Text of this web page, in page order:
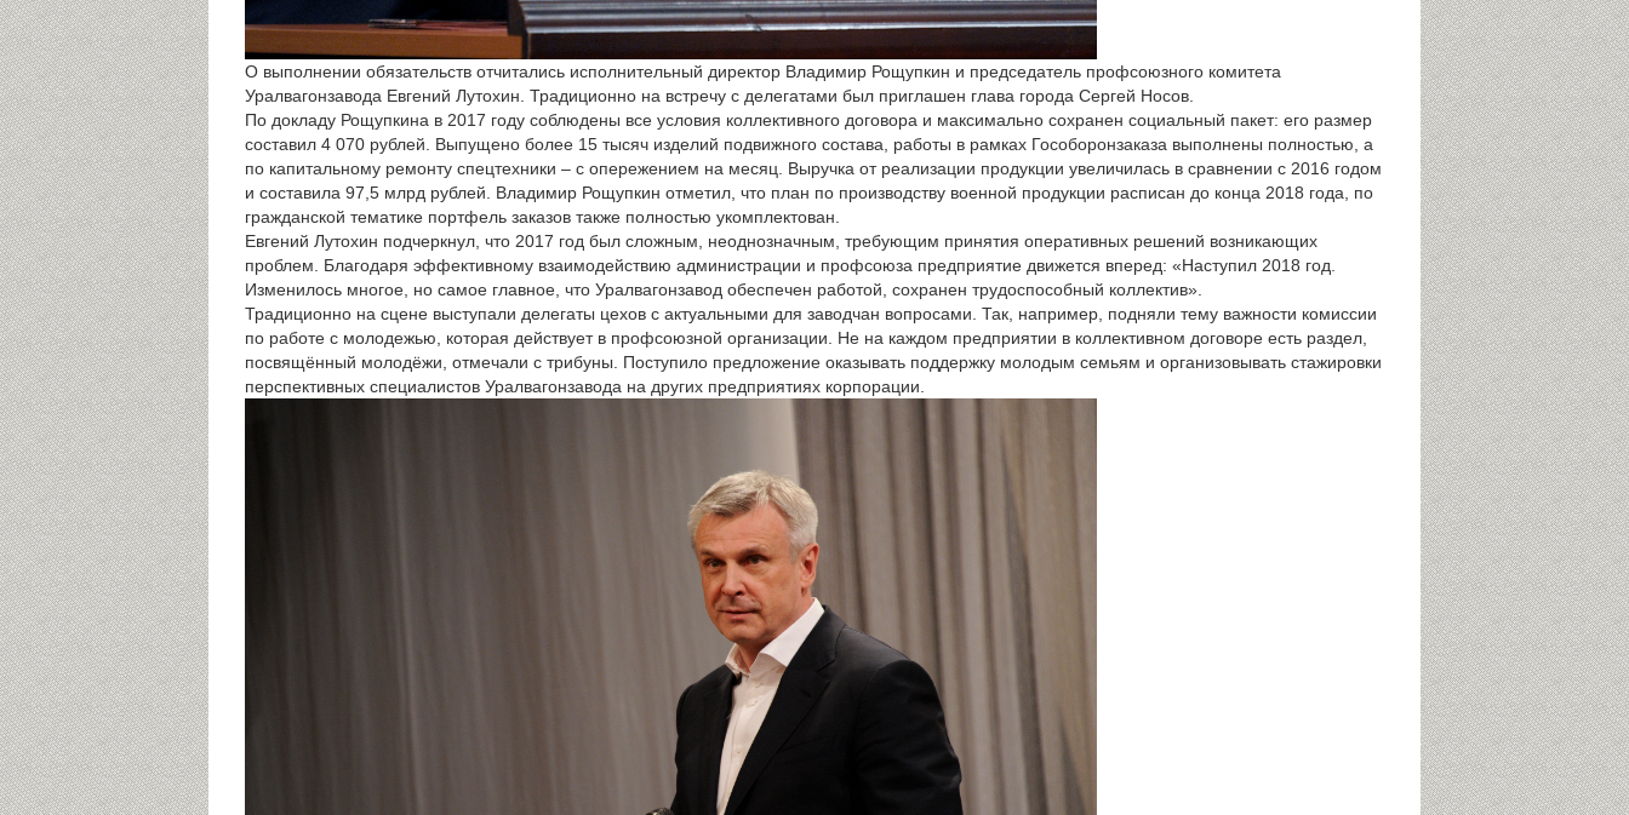
О выполнении обязательств отчитались исполнительный директор Владимир Рощупкин и председатель профсоюзного комитета
Уралвагонзавода Евгений Лутохин. Традиционно на встречу с делегатами был приглашен глава города Сергей Носов.
По докладу Рощупкина в 2017 году соблюдены все условия коллективного договора и максимально сохранен социальный пакет: его размер
составил 4 070 рублей. Выпущено более 15 тысяч изделий подвижного состава, работы в рамках Гособоронзаказа выполнены полностью, а
по капитальному ремонту спецтехники – с опережением на месяц. Выручка от реализации продукции увеличилась в сравнении с 2016 годом
и составила 97,5 млрд рублей. Владимир Рощупкин отметил, что план по производству военной продукции расписан до конца 2018 года, по
гражданской тематике портфель заказов также полностью укомплектован.
Евгений Лутохин подчеркнул, что 2017 год был сложным, неоднозначным, требующим принятия оперативных решений возникающих
проблем. Благодаря эффективному взаимодействию администрации и профсоюза предприятие движется вперед: «Наступил 2018 год.
Изменилось многое, но самое главное, что Уралвагонзавод обеспечен работой, сохранен трудоспособный коллектив».
Традиционно на сцене выступали делегаты цехов с актуальными для заводчан вопросами. Так, например, подняли тему важности комиссии
по работе с молодежью, которая действует в профсоюзной организации. Не на каждом предприятии в коллективном договоре есть раздел,
посвящённый молодёжи, отмечали с трибуны. Поступило предложение оказывать поддержку молодым семьям и организовывать стажировки
перспективных специалистов Уралвагонзавода на других предприятиях корпорации.